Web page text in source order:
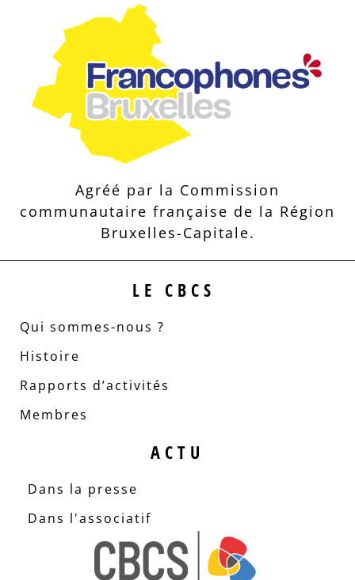
Agréé par la Commission
communautaire française de la Région
Bruxelles-Capitale.
LE CBCS
Qui sommes-nous ?
Histoire
Rapports d’activités
Membres
ACTU
Dans la presse
Dans l'associatif